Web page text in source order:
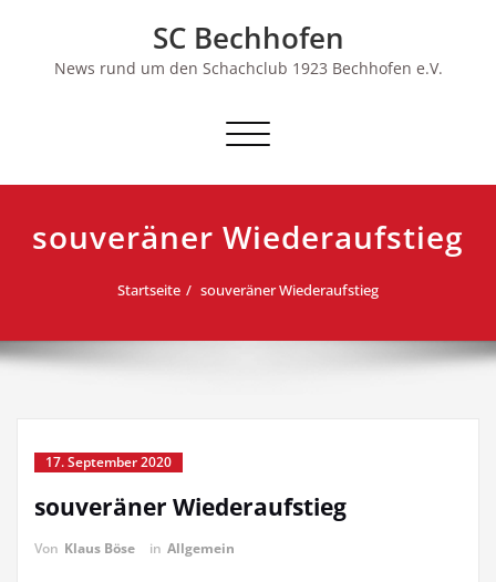
SC Bechhofen
News rund um den Schachclub 1923 Bechhofen e.V.
Schalte
souveräner Wiederaufstieg
Startseite souveräner Wiederaufstieg
17. September 2020
souveräner Wiederaufstieg
Von Klaus Böse in Allgemein